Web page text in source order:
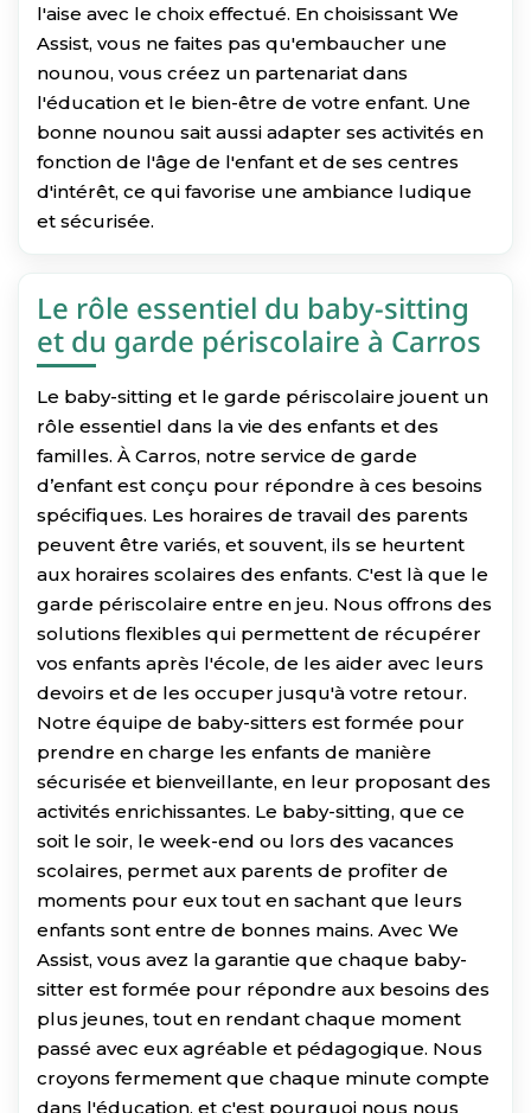
l'aise avec le choix effectué. En choisissant We
Assist, vous ne faites pas qu'embaucher une
nounou, vous créez un partenariat dans
l'éducation et le bien-être de votre enfant. Une
bonne nounou sait aussi adapter ses activités en
fonction de l'âge de l'enfant et de ses centres
d'intérêt, ce qui favorise une ambiance ludique
et sécurisée.
Le rôle essentiel du baby-sitting
et du garde périscolaire à Carros
Le baby-sitting et le garde périscolaire jouent un
rôle essentiel dans la vie des enfants et des
familles. À Carros, notre service de garde
d’enfant est conçu pour répondre à ces besoins
spécifiques. Les horaires de travail des parents
peuvent être variés, et souvent, ils se heurtent
aux horaires scolaires des enfants. C'est là que le
garde périscolaire entre en jeu. Nous offrons des
solutions flexibles qui permettent de récupérer
vos enfants après l'école, de les aider avec leurs
devoirs et de les occuper jusqu'à votre retour.
Notre équipe de baby-sitters est formée pour
prendre en charge les enfants de manière
sécurisée et bienveillante, en leur proposant des
activités enrichissantes. Le baby-sitting, que ce
soit le soir, le week-end ou lors des vacances
scolaires, permet aux parents de profiter de
moments pour eux tout en sachant que leurs
enfants sont entre de bonnes mains. Avec We
Assist, vous avez la garantie que chaque baby-
sitter est formée pour répondre aux besoins des
plus jeunes, tout en rendant chaque moment
passé avec eux agréable et pédagogique. Nous
croyons fermement que chaque minute compte
dans l'éducation, et c'est pourquoi nous nous